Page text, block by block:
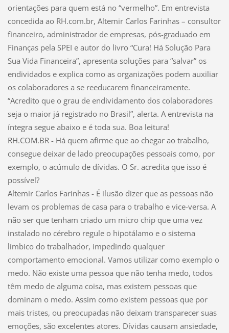
orientações para quem está no “vermelho”. Em entrevista
concedida ao RH.com.br, Altemir Carlos Farinhas – consultor
financeiro, administrador de empresas, pós-graduado em
Finanças pela SPEI e autor do livro “Cura! Há Solução Para
Sua Vida Financeira”, apresenta soluções para “salvar” os
endividados e explica como as organizações podem auxiliar
os colaboradores a se reeducarem financeiramente.
“Acredito que o grau de endividamento dos colaboradores
seja o maior já registrado no Brasil”, alerta. A entrevista na
íntegra segue abaixo e é toda sua. Boa leitura!
RH.COM.BR - Há quem afirme que ao chegar ao trabalho,
consegue deixar de lado preocupações pessoais como, por
exemplo, o acúmulo de dívidas. O Sr. acredita que isso é
possível?
Altemir Carlos Farinhas - É ilusão dizer que as pessoas não
levam os problemas de casa para o trabalho e vice-versa. A
não ser que tenham criado um micro chip que uma vez
instalado no cérebro regule o hipotálamo e o sistema
límbico do trabalhador, impedindo qualquer
comportamento emocional. Vamos utilizar como exemplo o
medo. Não existe uma pessoa que não tenha medo, todos
têm medo de alguma coisa, mas existem pessoas que
dominam o medo. Assim como existem pessoas que por
mais tristes, ou preocupadas não deixam transparecer suas
emoções, são excelentes atores. Dívidas causam ansiedade,